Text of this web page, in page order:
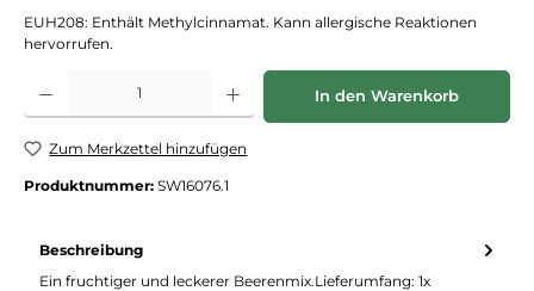
EUH208: Enthält Methylcinnamat. Kann allergische Reaktionen
hervorrufen.
Produkt Anzahl: Gib den gewünschten Wert ein oder benutze die
In den Warenkorb
Zum Merkzettel hinzufügen
Produktnummer: SW16076.1
Beschreibung
Ein fruchtiger und leckerer Beerenmix.Lieferumfang: 1x